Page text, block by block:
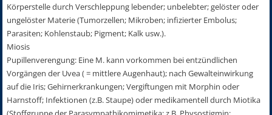
Körperstelle durch Verschleppung lebender; unbelebter; gelöster oder
ungelöster Materie (Tumorzellen; Mikroben; infizierter Embolus;
Parasiten; Kohlenstaub; Pigment; Kalk usw.).
Miosis
Pupillenverengung: Eine M. kann vorkommen bei entzündlichen
Vorgängen der Uvea ( = mittlere Augenhaut); nach Gewalteinwirkung
auf die Iris; Gehirnerkrankungen; Vergiftungen mit Morphin oder
Harnstoff; Infektionen (z.B. Staupe) oder medikamentell durch Miotika